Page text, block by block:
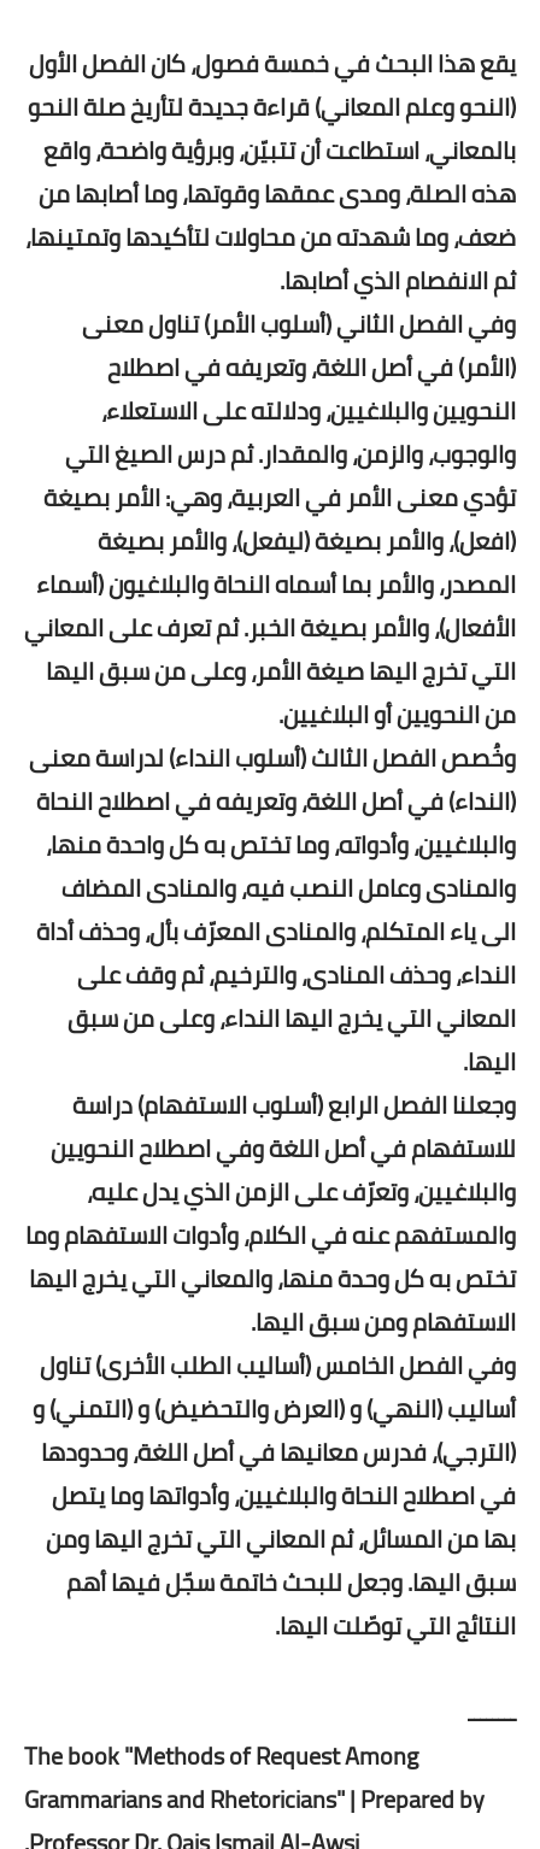
يقع هذا البحث في خمسة فصول، كان الفصل الأول
(النحو وعلم المعاني) قراءة جديدة لتأريخ صلة النحو
بالمعاني، استطاعت أن تتبيّن، وبرؤية واضحة، واقع
هذه الصلة، ومدى عمقها وقوتها، وما أصابها من
ضعف، وما شهدته من محاولات لتأكيدها وتمتينها،
ثم الانفصام الذي أصابها.
وفي الفصل الثاني (أسلوب الأمر) تناول معنى
(الأمر) في أصل اللغة، وتعريفه في اصطلاح
النحويين والبلاغيين، ودلالته على الاستعلاء،
والوجوب، والزمن، والمقدار. ثم درس الصيغ التي
تؤدي معنى الأمر في العربية، وهي: الأمر بصيغة
(افعل)، والأمر بصيغة (ليفعل)، والأمر بصيغة
المصدر، والأمر بما أسماه النحاة والبلاغيون (أسماء
الأفعال)، والأمر بصيغة الخبر. ثم تعرف على المعاني
التي تخرج اليها صيغة الأمر، وعلى من سبق اليها
من النحويين أو البلاغيين.
وخُصص الفصل الثالث (أسلوب النداء) لدراسة معنى
(النداء) في أصل اللغة، وتعريفه في اصطلاح النحاة
والبلاغيين، وأدواته، وما تختص به كل واحدة منها،
والمنادى وعامل النصب فيه، والمنادى المضاف
الى ياء المتكلم، والمنادى المعرّف بأل، وحذف أداة
النداء، وحذف المنادى، والترخيم، ثم وقف على
المعاني التي يخرج اليها النداء، وعلى من سبق
اليها.
وجعلنا الفصل الرابع (أسلوب الاستفهام) دراسة
للاستفهام في أصل اللغة وفي اصطلاح النحويين
والبلاغيين، وتعرّف على الزمن الذي يدل عليه،
والمستفهم عنه في الكلام، وأدوات الاستفهام وما
تختص به كل وحدة منها، والمعاني التي يخرج اليها
الاستفهام ومن سبق اليها.
وفي الفصل الخامس (أساليب الطلب الأخرى) تناول
أساليب (النهي) و (العرض والتحضيض) و (التمني) و
(الترجي)، فدرس معانيها في أصل اللغة، وحدودها
في اصطلاح النحاة والبلاغيين، وأدواتها وما يتصل
بها من المسائل، ثم المعاني التي تخرج اليها ومن
سبق اليها. وجعل للبحث خاتمة سجّل فيها أهم
النتائج التي توصّلت اليها.
ــــــــ
The book "Methods of Request Among
Grammarians and Rhetoricians" | Prepared by